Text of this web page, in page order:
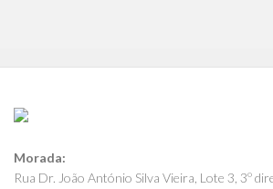
Morada:
Rua Dr. João António Silva Vieira, Lote 3, 3º